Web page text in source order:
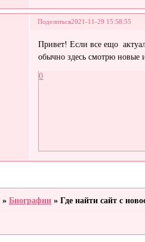
Поделиться2021-11-29 15:58:55
Привет! Если все ещо
обычно здесь смотрю новые
0
»Биографии »Где найти сайт с